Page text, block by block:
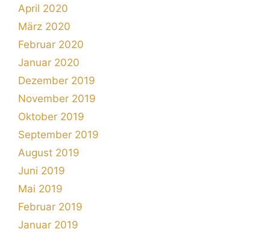
April 2020
März 2020
Februar 2020
Januar 2020
Dezember 2019
November 2019
Oktober 2019
September 2019
August 2019
Juni 2019
Mai 2019
Februar 2019
Januar 2019